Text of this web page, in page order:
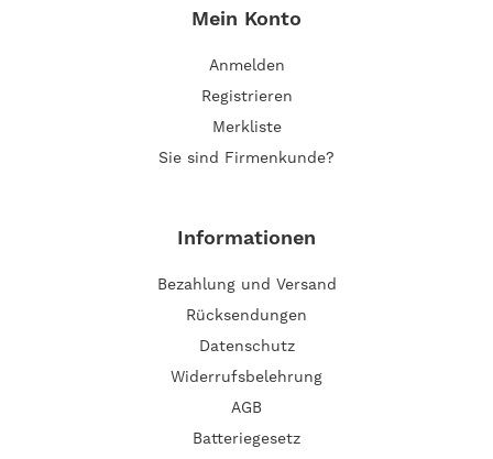
Mein Konto
Anmelden
Registrieren
Merkliste
Sie sind Firmenkunde?
Informationen
Bezahlung und Versand
Rücksendungen
Datenschutz
Widerrufsbelehrung
AGB
Batteriegesetz